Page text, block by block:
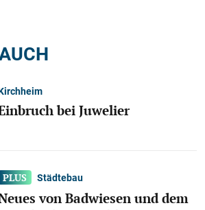
bei Juwelier
Städtebau
von Badwiesen und dem